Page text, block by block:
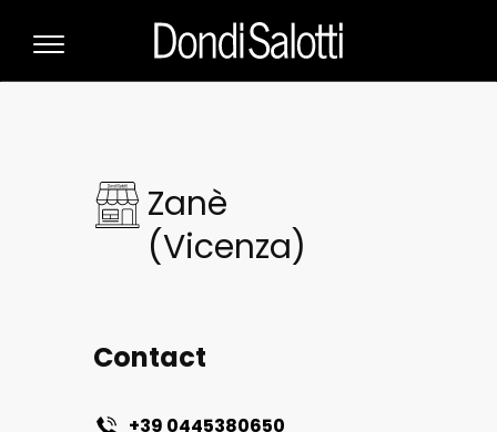
Zanè
(Vicenza)
Contact
+39 0445380650